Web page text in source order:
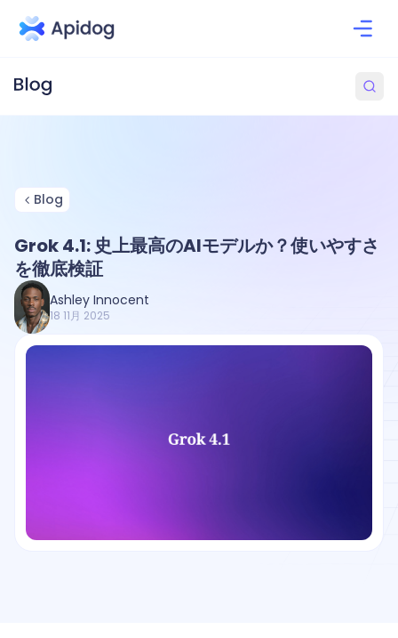
Blog
Grok 4.1: 史上最高のAIモデルか？使いやすさ
を徹底検証
Ashley Innocent
18 11月 2025